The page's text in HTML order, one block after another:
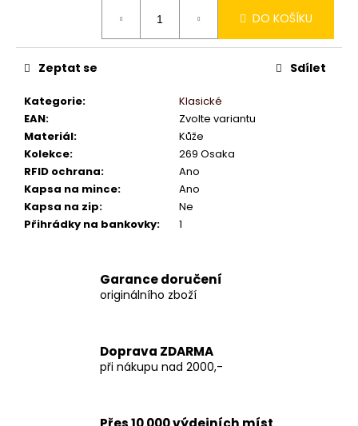
DO KOŠÍKU
Kategorie:
Klasické
EAN:
Zvolte variantu
Materiál:
Kůže
Kolekce:
269 Osaka
RFID ochrana:
Ano
Kapsa na mince:
Ano
Kapsa na zip:
Ne
Přihrádky na bankovky: 1
Zeptat se Sdílet
Garance doručení
originálního zboží
Doprava ZDARMA
při nákupu nad 2000,-